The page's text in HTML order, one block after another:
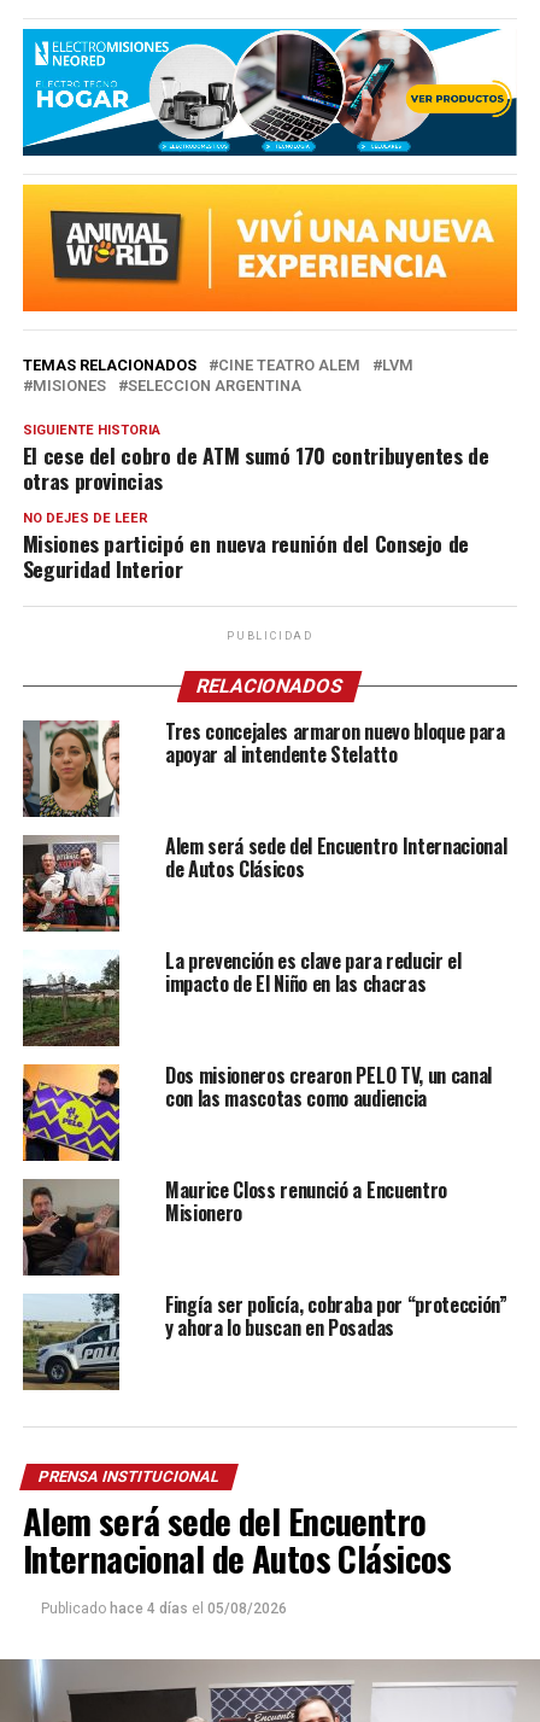
TEMAS RELACIONADOS CINE TEATRO ALEM
LVM
MISIONES
SELECCION ARGENTINA
SIGUIENTE HISTORIA
El cese del cobro de ATM sumó 170 contribuyentes de
otras provincias
NO DEJES DE LEER
Misiones participó en nueva reunión del Consejo de
Seguridad Interior
PUBLICIDAD
RELACIONADOS
Tres concejales armaron nuevo bloque para
apoyar al intendente Stelatto
Alem será sede del Encuentro Internacional
de Autos Clásicos
La prevención es clave para reducir el
impacto de El Niño en las chacras
Dos misioneros crearon PELO TV, un canal
con las mascotas como audiencia
Maurice Closs renunció a Encuentro
Misionero
Fingía ser policía, cobraba por “protección”
y ahora lo buscan en Posadas
PRENSA INSTITUCIONAL
Alem será sede del Encuentro
Internacional de Autos Clásicos
Publicado hace 4 días el 05/08/2026